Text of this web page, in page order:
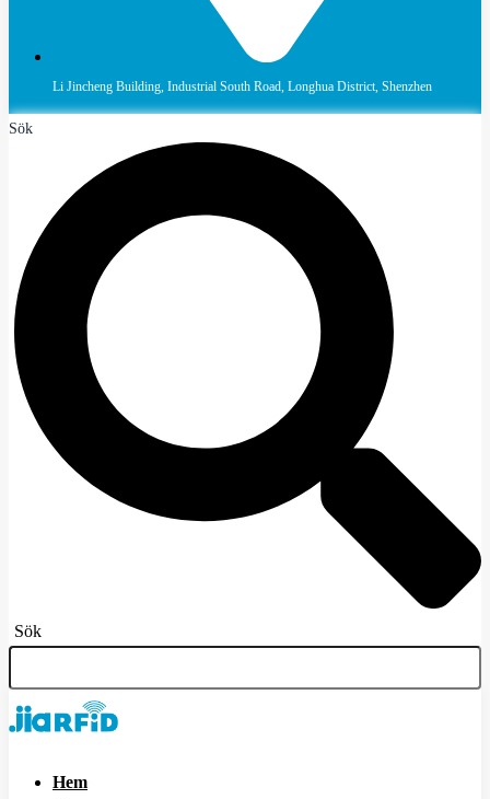
Li Jincheng Building, Industrial South Road, Longhua District, Shenzhen
Sök
Sök
Hem